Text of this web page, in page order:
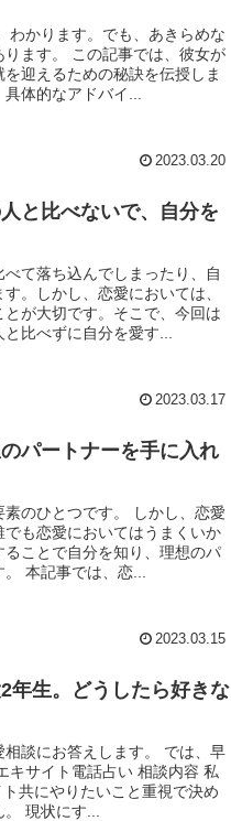
わかります。でも、あきらめな
ます。 この記事では、彼女が
迎えるための秘訣を伝授しま
体的なアドバイ...
2023.03.20
と比べないで、自分を
て落ち込んでしまったり、自
。しかし、恋愛においては、
が大切です。そこで、今回は
比べずに自分を愛す...
2023.03.17
パートナーを手に入れ
のひとつです。 しかし、恋愛
も恋愛においてはうまくいか
ことで自分を知り、理想のパ
本記事では、恋...
2023.03.15
年生。どうしたら好きな
談にお答えします。 では、早
サイト電話占い 相談内容 私
共にやりたいこと重視で決め
現状にす...